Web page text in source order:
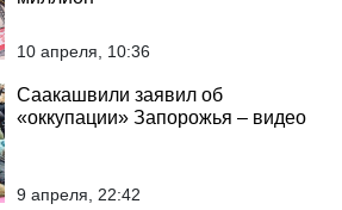
10 апреля, 10:36
Саакашвили заявил об
«оккупации» Запорожья – видео
9 апреля, 22:42